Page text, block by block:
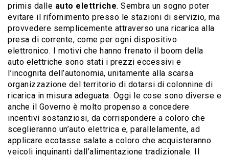
primis dalle auto elettriche. Sembra un sogno poter
evitare il rifornimento presso le stazioni di servizio, ma
provvedere semplicemente attraverso una ricarica alla
presa di corrente, come per ogni dispositivo
elettronico. I motivi che hanno frenato il boom della
auto elettriche sono stati i prezzi eccessivi e
l’incognita dell’autonomia, unitamente alla scarsa
organizzazione del territorio di dotarsi di colonnine di
ricarica in misura adeguata. Oggi le cose sono diverse e
anche il Governo è molto propenso a concedere
incentivi sostanziosi, da corrispondere a coloro che
sceglieranno un’auto elettrica e, parallelamente, ad
applicare ecotasse salate a coloro che acquisteranno
veicoli inquinanti dall’alimentazione tradizionale. Il